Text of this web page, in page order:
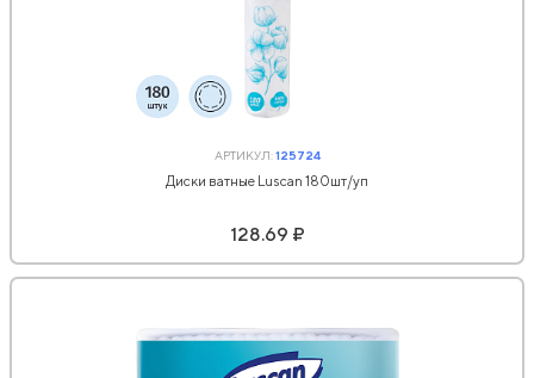
АРТИКУЛ:125724
Диски ватные Luscan 180шт/уп
128.69 ₽